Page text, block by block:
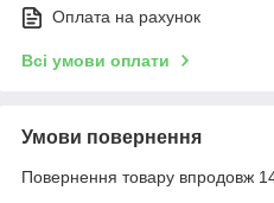
Оплата на рахунок
Всі умови оплати
Умови повернення
Повернення товару впродовж